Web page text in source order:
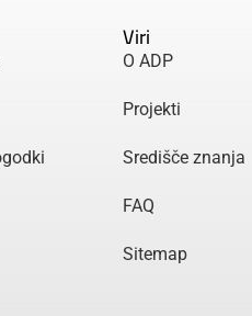
Viri
O ADP
Projekti
Središče znanja
FAQ
Sitemap